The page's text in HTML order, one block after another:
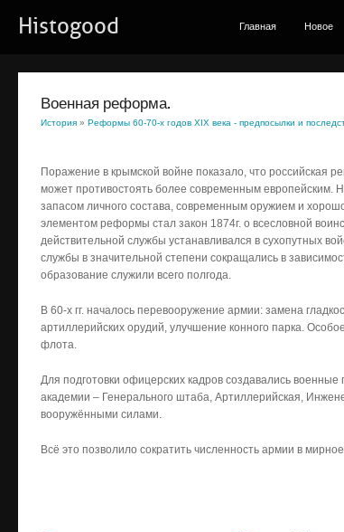
Histogood Главная Новое
Военная реформа.
История » Реформы 60-70-х годов XIX века - предпосылки и
Поражение в крымской войне показало, что российская
может противостоять более современным
запасом личного состава, современным оружием и
элементом реформы стал закон 1874г. о всесловной
действительной службы устанавливался в сухопутных
службы в значительной степени сокращались в
образование служили всего полгода.
В 60-х гг. началось перевооружение армии: замена
артиллерийских орудий, улучшение конного парка.
флота.
Для подготовки офицерских кадров создавались
академии – Генерального штаба, Артиллерийская,
вооружёнными силами.
Всё это позволило сократить численность армии в